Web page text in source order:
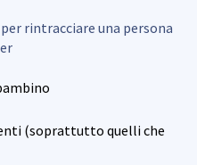
rintracciare una persona
(soprattutto quelli che